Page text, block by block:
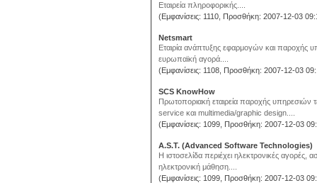
Εταιρεία πληροφορικής....
(Εμφανίσεις: 1110, Προσθήκη: 2007-12-03
Netsmart
Εταιρία ανάπτυξης εφαρμογών και παροχής
ευρωπαϊκή αγορά....
(Εμφανίσεις: 1108, Προσθήκη: 2007-12-03
SCS KnowHow
Πρωτοποριακή εταιρεία παροχής υπηρεσιών
service και multimedia/graphic design....
(Εμφανίσεις: 1099, Προσθήκη: 2007-12-03
A.S.T. (Advanced Software Technologies)
Η ιστοσελίδα περιέχει ηλεκτρονικές αγορές,
ηλεκτρονική μάθηση....
(Εμφανίσεις: 1099, Προσθήκη: 2007-12-03